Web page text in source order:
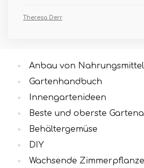
Theresa Derr
Anbau von
Gartenhandbuch
Innengartenideen
Beste und oberste
Behältergemüse
DIY
Wachsende